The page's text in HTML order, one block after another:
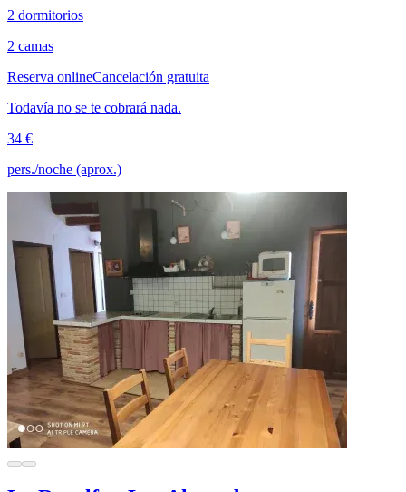
2 dormitorios
2 camas
Reserva onlineCancelación gratuita
Todavía no se te cobrará nada.
34 €
pers./noche (aprox.)